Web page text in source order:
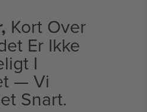
Kort Over
Er Ikke
I
— Vi
Snart.